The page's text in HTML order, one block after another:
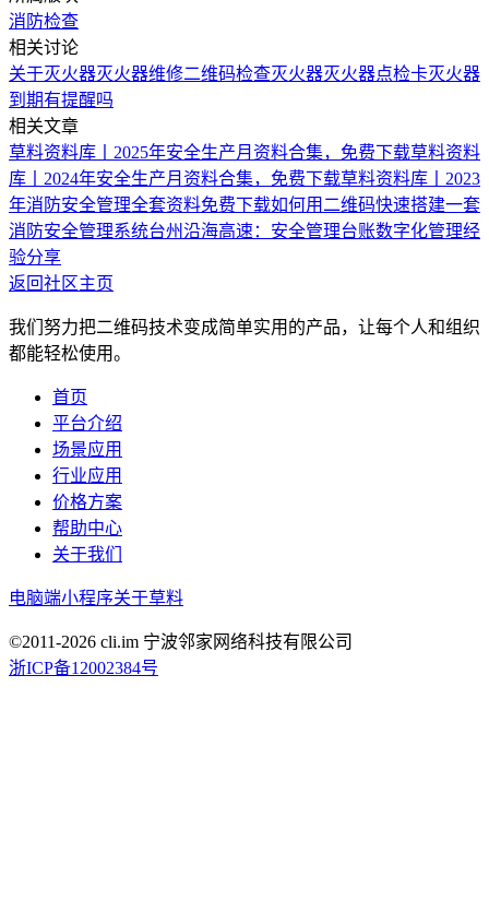
消防检查
相关讨论
关于灭火器灭火器维修二维码检查灭火器灭火器点检卡灭火器
到期有提醒吗
相关文章
草料资料库丨2025年安全生产月资料合集，免费下载草料资料
库丨2024年安全生产月资料合集，免费下载草料资料库丨2023
年消防安全管理全套资料免费下载如何用二维码快速搭建一套
消防安全管理系统台州沿海高速：安全管理台账数字化管理经
验分享
返回社区主页
我们努力把二维码技术变成简单实用的产品，让每个人和组织
都能轻松使用。
首页
平台介绍
场景应用
行业应用
价格方案
帮助中心
关于我们
电脑端小程序关于草料
©2011-2026 cli.im 宁波邻家网络科技有限公司
浙ICP备12002384号